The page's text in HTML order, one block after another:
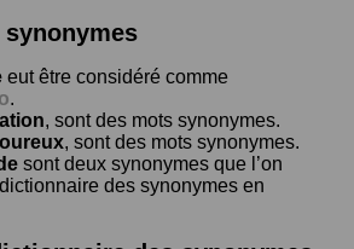
synonymes
eut être considéré comme
.
, sont des mots synonymes.
, sont des mots synonymes.
sont deux synonymes que l’on
des synonymes en